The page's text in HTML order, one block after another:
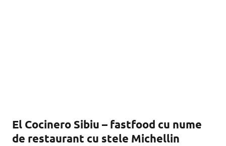
El Cocinero Sibiu – fastfood cu nume
de restaurant cu stele Michellin